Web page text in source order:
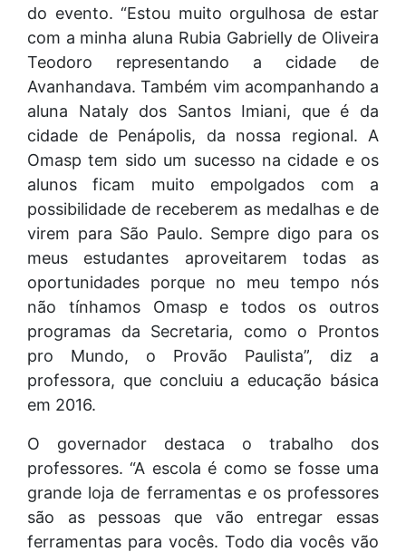
do evento. “Estou muito orgulhosa de estar
com a minha aluna Rubia Gabrielly de Oliveira
Teodoro representando a cidade de
Avanhandava. Também vim acompanhando a
aluna Nataly dos Santos Imiani, que é da
cidade de Penápolis, da nossa regional. A
Omasp tem sido um sucesso na cidade e os
alunos ficam muito empolgados com a
possibilidade de receberem as medalhas e de
virem para São Paulo. Sempre digo para os
meus estudantes aproveitarem todas as
oportunidades porque no meu tempo nós
não tínhamos Omasp e todos os outros
programas da Secretaria, como o Prontos
pro Mundo, o Provão Paulista”, diz a
professora, que concluiu a educação básica
em 2016.
O governador destaca o trabalho dos
professores. “A escola é como se fosse uma
grande loja de ferramentas e os professores
são as pessoas que vão entregar essas
ferramentas para vocês. Todo dia vocês vão